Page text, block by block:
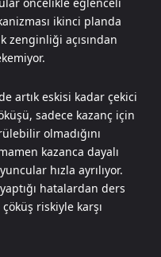
ikinci planda
zenginliği açısından
artık eskisi kadar çekici
sadece kazanç için
olmadığını
kazanca dayalı
hızla ayrılıyor.
hatalardan ders
riskiyle karşı